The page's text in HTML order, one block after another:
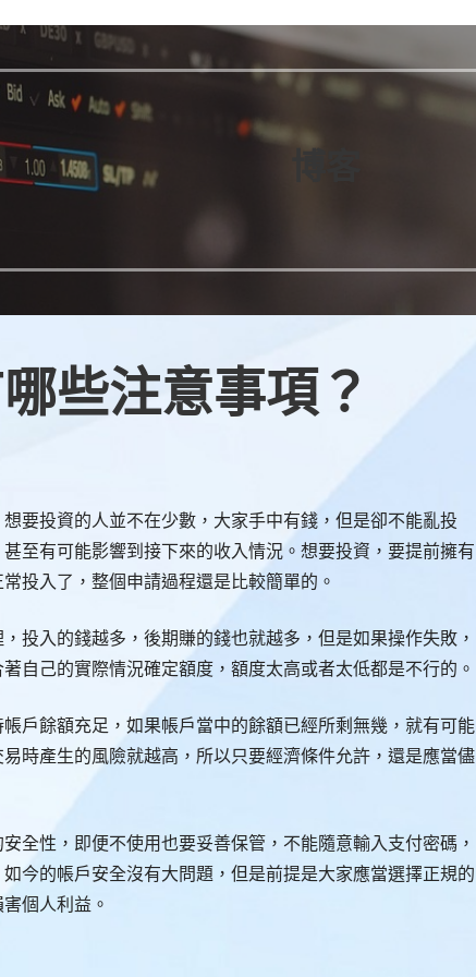
博客
些注意事項？
要投資的人並不在少數，大家手中有錢，但是卻不能亂投
至有可能影響到接下來的收入情況。想要投資，要提前擁有
投入了，整個申請過程還是比較簡單的。
投入的錢越多，後期賺的錢也就越多，但是如果操作失敗，
自己的實際情況確定額度，額度太高或者太低都是不行的。
戶餘額充足，如果帳戶當中的餘額已經所剩無幾，就有可能
時產生的風險就越高，所以只要經濟條件允許，還是應當儘
全性，即便不使用也要妥善保管，不能隨意輸入支付密碼，
今的帳戶安全沒有大問題，但是前提是大家應當選擇正規的
個人利益。